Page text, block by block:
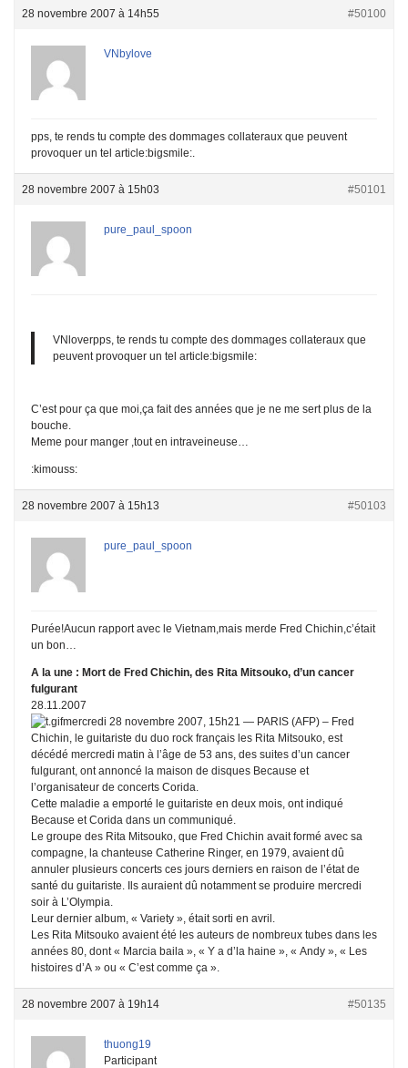
28 novembre 2007 à 14h55 #50100
VNbylove
pps, te rends tu compte des dommages collateraux que peuvent
provoquer un tel article:bigsmile:.
28 novembre 2007 à 15h03 #50101
pure_paul_spoon
VNloverpps, te rends tu compte des dommages collateraux que
peuvent provoquer un tel article:bigsmile:
C’est pour ça que moi,ça fait des années que je ne me sert plus de la
bouche.
Meme pour manger ,tout en intraveineuse…
:kimouss:
28 novembre 2007 à 15h13 #50103
pure_paul_spoon
Purée!Aucun rapport avec le Vietnam,mais merde Fred Chichin,c’était
un bon…
A la une : Mort de Fred Chichin, des Rita Mitsouko, d’un cancer
fulgurant
28.11.2007
mercredi 28 novembre 2007, 15h21 — PARIS (AFP) – Fred
Chichin, le guitariste du duo rock français les Rita Mitsouko, est
décédé mercredi matin à l’âge de 53 ans, des suites d’un cancer
fulgurant, ont annoncé la maison de disques Because et
l’organisateur de concerts Corida.
Cette maladie a emporté le guitariste en deux mois, ont indiqué
Because et Corida dans un communiqué.
Le groupe des Rita Mitsouko, que Fred Chichin avait formé avec sa
compagne, la chanteuse Catherine Ringer, en 1979, avaient dû
annuler plusieurs concerts ces jours derniers en raison de l’état de
santé du guitariste. Ils auraient dû notamment se produire mercredi
soir à L’Olympia.
Leur dernier album, « Variety », était sorti en avril.
Les Rita Mitsouko avaient été les auteurs de nombreux tubes dans les
années 80, dont « Marcia baila », « Y a d’la haine », « Andy », « Les
histoires d’A » ou « C’est comme ça ».
28 novembre 2007 à 19h14 #50135
thuong19
Participant